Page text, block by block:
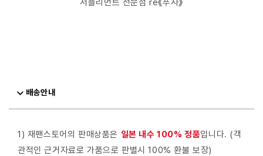
배송안내
1) 재팬스토어의 판매상품은 일본 내수 100% 정품입니다. (객
관적인 근거자료로 가품으로 판별시 100% 환불 보장)